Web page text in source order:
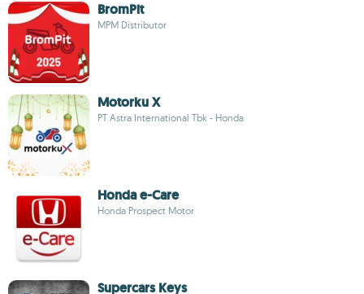
BromPit
MPM Distributor
Motorku X
PT Astra International Tbk - Honda
Honda e-Care
Honda Prospect Motor
Supercars Keys